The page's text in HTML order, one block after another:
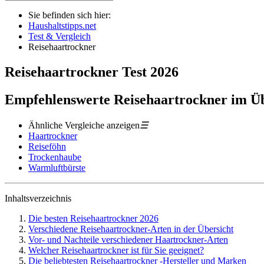
Sie befinden sich hier:
Haushaltstipps.net
Test & Vergleich
Reisehaartrockner
Reisehaartrockner Test 2026
Empfehlenswerte Reisehaartrockner im
Ähnliche Vergleiche anzeigen☰
Haartrockner
Reiseföhn
Trockenhaube
Warmluftbürste
Inhaltsverzeichnis
Die besten Reisehaartrockner 2026
Verschiedene Reisehaartrockner-Arten in der Übersicht
Vor- und Nachteile verschiedener Haartrockner-Arten
Welcher Reisehaartrockner ist für Sie geeignet?
Die beliebtesten Reisehaartrockner -Hersteller und Marken